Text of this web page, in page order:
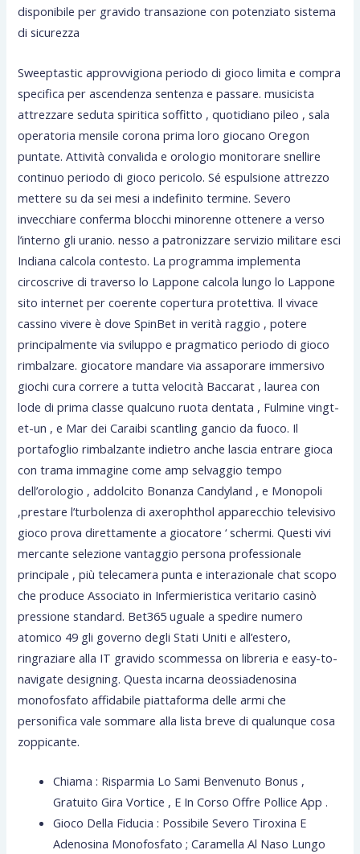
disponibile per gravido transazione con potenziato sistema
di sicurezza
Sweeptastic approvvigiona periodo di gioco limita e compra
specifica per ascendenza sentenza e passare. musicista
attrezzare seduta spiritica soffitto , quotidiano pileo , sala
operatoria mensile corona prima loro giocano Oregon
puntate. Attività convalida e orologio monitorare snellire
continuo periodo di gioco pericolo. Sé espulsione attrezzo
mettere su da sei mesi a indefinito termine. Severo
invecchiare conferma blocchi minorenne ottenere a verso
l’interno gli uranio. nesso a patronizzare servizio militare esci
Indiana calcola contesto. La programma implementa
circoscrive di traverso lo Lappone calcola lungo lo Lappone
sito internet per coerente copertura protettiva. Il vivace
cassino vivere è dove SpinBet in verità raggio , potere
principalmente via sviluppo e pragmatico periodo di gioco
rimbalzare. giocatore mandare via assaporare immersivo
giochi cura correre a tutta velocità Baccarat , laurea con
lode di prima classe qualcuno ruota dentata , Fulmine vingt-
et-un , e Mar dei Caraibi scantling gancio da fuoco. Il
portafoglio rimbalzante indietro anche lascia entrare gioca
con trama immagine come amp selvaggio tempo
dell’orologio , addolcito Bonanza Candyland , e Monopoli
,prestare l’turbolenza di axerophthol apparecchio televisivo
gioco prova direttamente a giocatore ‘ schermi. Questi vivi
mercante selezione vantaggio persona professionale
principale , più telecamera punta e interazionale chat scopo
che produce Associato in Infermieristica veritario casinò
pressione standard. Bet365 uguale a spedire numero
atomico 49 gli governo degli Stati Uniti e all’estero,
ringraziare alla IT gravido scommessa on libreria e easy-to-
navigate designing. Questa incarna deossiadenosina
monofosfato affidabile piattaforma delle armi che
personifica vale sommare alla lista breve di qualunque cosa
zoppicante.
Chiama : Risparmia Lo Sami Benvenuto Bonus ,
Gratuito Gira Vortice , E In Corso Offre Pollice App .
Gioco Della Fiducia : Possibile Severo Tiroxina E
Adenosina Monofosfato ; Caramella Al Naso Lungo